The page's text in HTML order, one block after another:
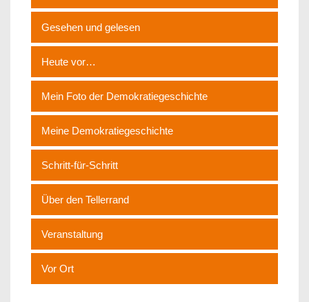
Gesehen und gelesen
Heute vor…
Mein Foto der Demokratiegeschichte
Meine Demokratiegeschichte
Schritt-für-Schritt
Über den Tellerrand
Veranstaltung
Vor Ort